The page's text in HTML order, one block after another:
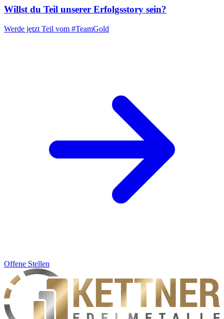
Willst du Teil unserer Erfolgsstory sein?
Werde jetzt Teil vom #TeamGold
Offene Stellen